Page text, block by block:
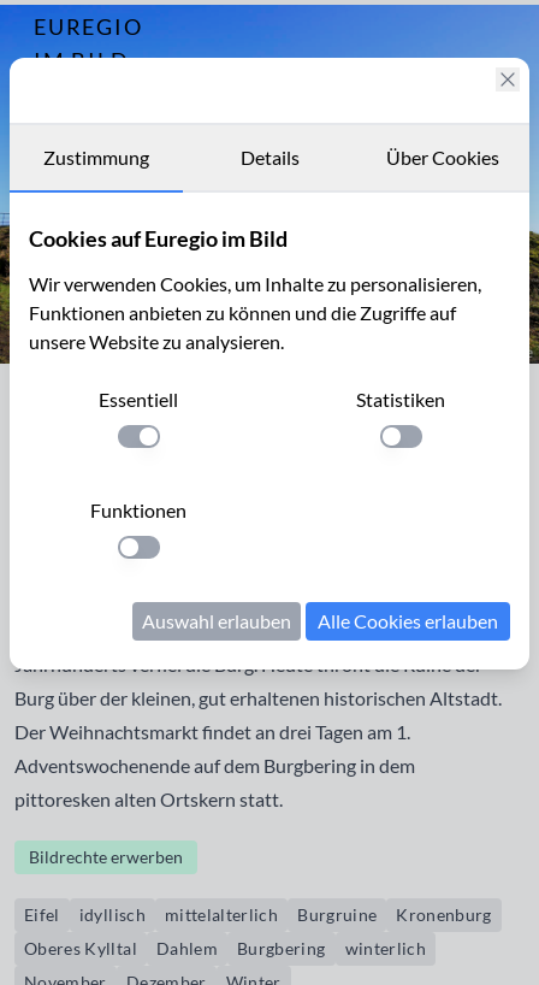
EUREGIO
IM BILD
Archiv
Kontakt
Archiv
Die Burgruine von Kronenburg bei
liegt bei der Burgruine. Im Tal wurde die Kyll zum
Kronenburger See angestaut. Kronenburg wurden erstmals
im Jahre 1277 urkundlich erwähnt. Ab der Mitte des 18.
Jahrhunderts verfiel die Burg. Heute thront die Ruine der
Burg über der kleinen, gut erhaltenen historischen Altstadt.
Der Weihnachtsmarkt findet an drei Tagen am 1.
Adventswochenende auf dem Burgbering in dem
pittoresken alten Ortskern statt.
Bildrechte erwerben
Eifel idyllisch mittelalterlich Burgruine
Kronenburg
Oberes Kylltal
Dahlem Burgbering
winterlich
Zustimmung Details Über Cookies
Cookies auf Euregio im Bild
Wir verwenden Cookies, um Inhalte zu personalisieren,
Funktionen anbieten zu können und die Zugriffe auf
unsere Website zu analysieren.
Essentiell
Einstellung anwenden
Statistiken
Einstellung
Funktionen
Einstellung anwenden
Auswahl erlauben Alle Cookies erlauben